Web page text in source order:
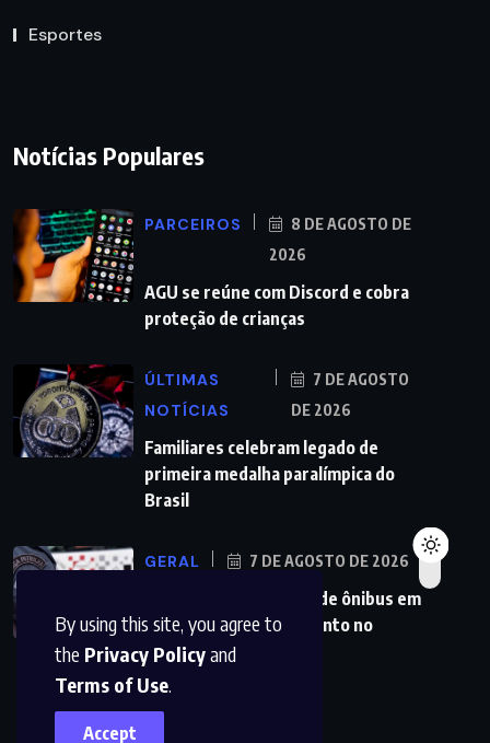
By using this site, you agree to
the Privacy Policyand
Terms of Use.
Accept
Esportes
Notícias Populares
PARCEIROS
8 DE AGOSTO DE
2026
AGU se reúne com Discord e cobra
proteção de crianças
ÚLTIMAS
NOTÍCIAS
7 DE AGOSTO
DE 2026
Familiares celebram legado de
primeira medalha paralímpica do
Brasil
GERAL 7 DE AGOSTO DE 2026
PMs detêm motorista de ônibus em
SP após desentendimento no